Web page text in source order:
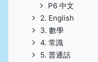
P6 中文
2. English
3. 數學
4. 常識
5. 普通話